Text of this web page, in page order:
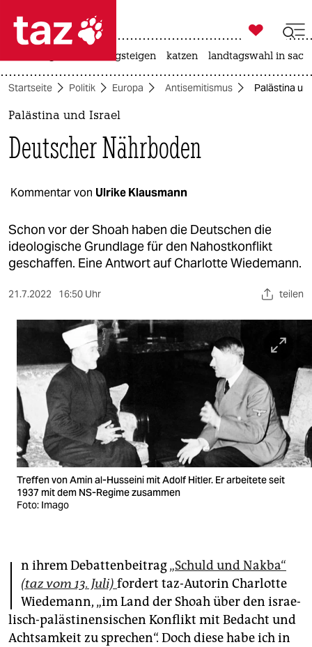
 taz zahl ich
taz zahl ich
politik
öko
gesellschaft
kultur
nord
wahrheit
verlag
verlag
veranstaltungen
shop
abo
genossenschaft
epaper login

taz zahl ich
bergsteigen katzen landtagswahl in
Startseite Politik Europa Antisemitismus Palästina
Palästina und Israel
Deutscher Nährboden
Kommentar von Ulrike Klausmann
Schon vor der Shoah haben die Deutschen die
ideologische Grundlage für den Nahostkonflikt
geschaffen. Eine Antwort auf Charlotte Wiedemann.
21.7.2022 16:50 Uhr teilen
Treffen von Amin al-Husseini mit Adolf Hitler. Er arbeitete seit
1937 mit dem NS-Regime zusammen
Foto: Imago
I n ihrem Debattenbeitrag„Schuld und Nakba“
(taz vom 13. Juli) fordert taz-Autorin Charlotte
Wiedemann, „im Land der Shoah über den is­rae­
lisch-palästinensischen Konflikt mit Bedacht und
Achtsamkeit zu sprechen“. Doch diese habe ich in